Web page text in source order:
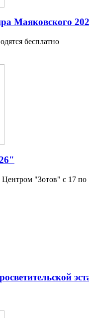
Маяковского
бесплатно
Центром "Зотов" с 17